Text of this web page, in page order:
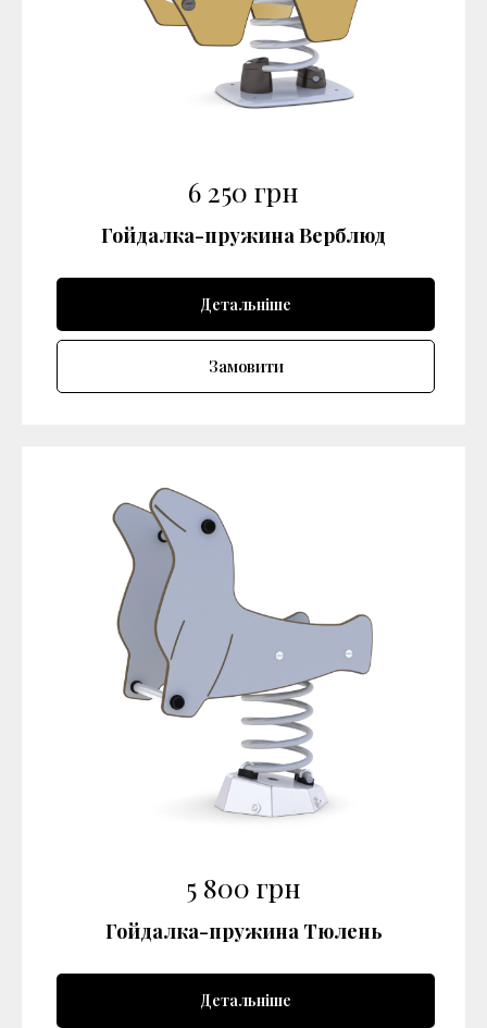
6 250 грн
Гойдалка-пружина Верблюд
Детальніше
Замовити
5 800 грн
Гойдалка-пружина Тюлень
Детальніше